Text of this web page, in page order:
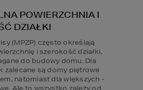
POWIERZCHNIA I
DZIAŁKI
(MPZP) często określają
i szerokość działki,
do budowy domu. Dla
zalecane są domy piętrowe
natomiast dla większych -
Ale to wszystko zależy od